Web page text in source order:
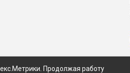
Продолжая работу